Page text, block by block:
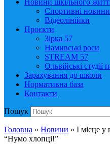
Спортивні новини
Відеолінійки
Проєкти
Зірка 57
Намивські роси
STREAM 57
Ольвійські студії
Зарахування до школи
Нормативна база
Контакти
Пошук
Головна » Новини » І місце у
“Нумо хлопці!”